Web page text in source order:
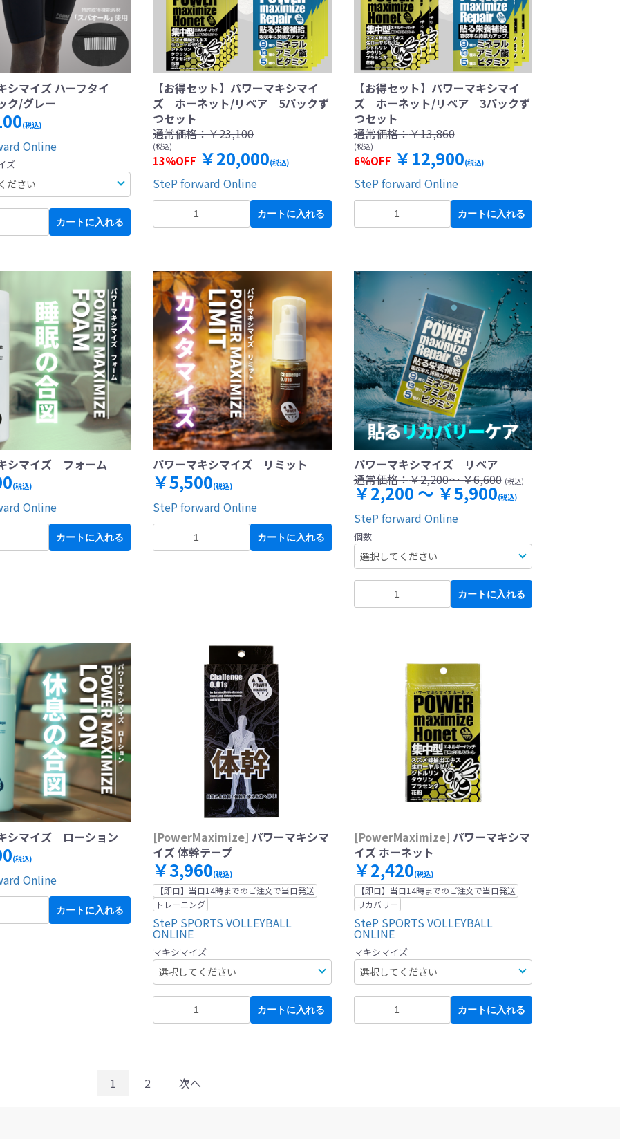
シマイズ ハーフタイ
/グレー
(税込)
Online
ズ
カートに入れる
【お得セット】パワーマキシマイ
ズ ホーネット/リペア 5パックず
つセット
通常価格：￥23,100
(税込)
13%OFF ￥20,000(税込)
SteP forward Online
カートに入れる
【お得セット】パワーマキシマイ
ズ ホーネット/リペア 3パックず
つセット
通常価格：￥13,860
(税込)
6%OFF ￥12,900(税込)
SteP forward Online
カートに入れる
シマイズ フォーム
(税込)
Online
カートに入れる
パワーマキシマイズ リミット
￥5,500(税込)
SteP forward Online
カートに入れる
パワーマキシマイズ リペア
通常価格：￥2,200～ ￥6,600 (税込)
￥2,200 ～ ￥5,900(税込)
SteP forward Online
個数
カートに入れる
シマイズ ローション
(税込)
Online
カートに入れる
[PowerMaximize] パワーマキシマ
イズ 体幹テープ
￥3,960(税込)
【即日】当日14時までのご注文で当日発送
トレーニング
SteP SPORTS VOLLEYBALL
ONLINE
マキシマイズ
カートに入れる
[PowerMaximize] パワーマキシマ
イズ ホーネット
￥2,420(税込)
【即日】当日14時までのご注文で当日発送
リカバリー
SteP SPORTS VOLLEYBALL
ONLINE
マキシマイズ
カートに入れる
1 2 次へ